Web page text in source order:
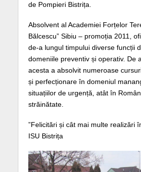
de Pompieri Bistrița.
Absolvent al Academiei Forțelor
Bălcescu” Sibiu – promoția 2011,
de-a lungul timpului diverse funcții
domeniile preventiv și operativ. De
acesta a absolvit numeroase
și perfecționare în domeniul
situațiilor de urgență, atât în
străinătate.
”Felicitări și cât mai multe realizări
ISU Bistrița